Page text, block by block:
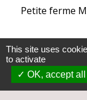
Petite ferme
Liens
This site uses
to activate
OK, accept all